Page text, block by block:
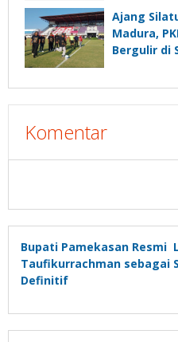
Ajang
Madura,
Bergulir di
Komentar
Bupati Pamekasan Resmi
Taufikurrachman sebagai
Definitif